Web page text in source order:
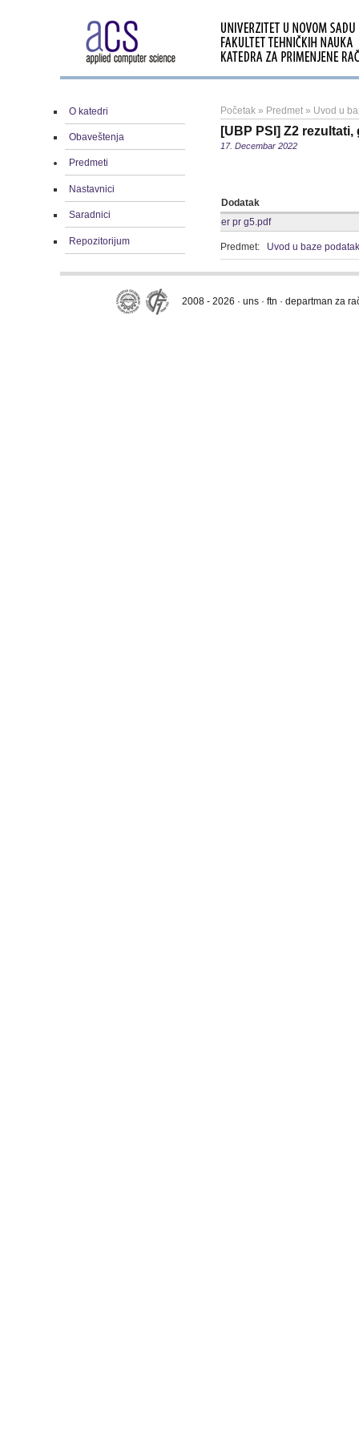
O katedri
Obaveštenja
Predmeti
Nastavnici
Saradnici
Repozitorijum
Početak » Predmet » Uvod u
[UBP PSI] Z2 rezultati,
17. Decembar 2022
Dodatak
er pr g5.pdf
Predmet: Uvod u baze
2008 - 2026 · uns · ftn · departman za